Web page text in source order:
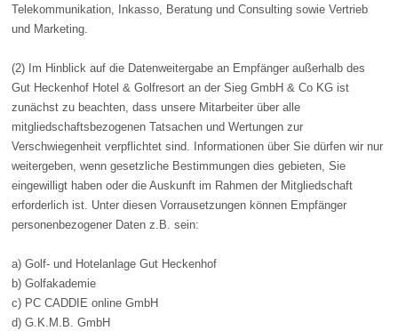
Telekommunikation, Inkasso, Beratung und Consulting sowie Vertrieb
und Marketing.
(2) Im Hinblick auf die Datenweitergabe an Empfänger außerhalb des
Gut Heckenhof Hotel & Golfresort an der Sieg GmbH & Co KG ist
zunächst zu beachten, dass unsere Mitarbeiter über alle
mitgliedschaftsbezogenen Tatsachen und Wertungen zur
Verschwiegenheit verpflichtet sind. Informationen über Sie dürfen wir nur
weitergeben, wenn gesetzliche Bestimmungen dies gebieten, Sie
eingewilligt haben oder die Auskunft im Rahmen der Mitgliedschaft
erforderlich ist. Unter diesen Vorrausetzungen können Empfänger
personenbezogener Daten z.B. sein:
a) Golf- und Hotelanlage Gut Heckenhof
b) Golfakademie
c) PC CADDIE online GmbH
d) G.K.M.B. GmbH